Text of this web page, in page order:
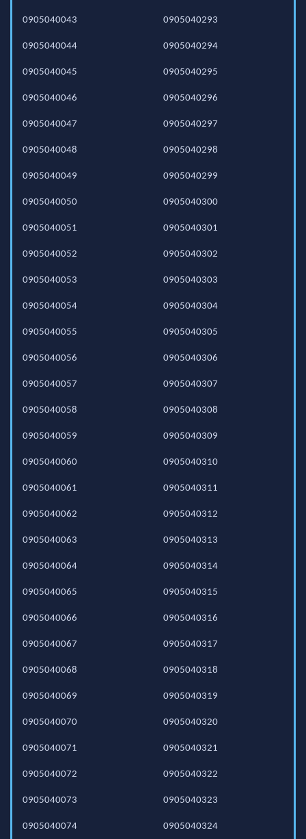
0905040043
0905040044
0905040045
0905040046
0905040047
0905040048
0905040049
0905040050
0905040051
0905040052
0905040053
0905040054
0905040055
0905040056
0905040057
0905040058
0905040059
0905040060
0905040061
0905040062
0905040063
0905040064
0905040065
0905040066
0905040067
0905040068
0905040069
0905040070
0905040071
0905040072
0905040073
0905040074
0905040293
0905040294
0905040295
0905040296
0905040297
0905040298
0905040299
0905040300
0905040301
0905040302
0905040303
0905040304
0905040305
0905040306
0905040307
0905040308
0905040309
0905040310
0905040311
0905040312
0905040313
0905040314
0905040315
0905040316
0905040317
0905040318
0905040319
0905040320
0905040321
0905040322
0905040323
0905040324